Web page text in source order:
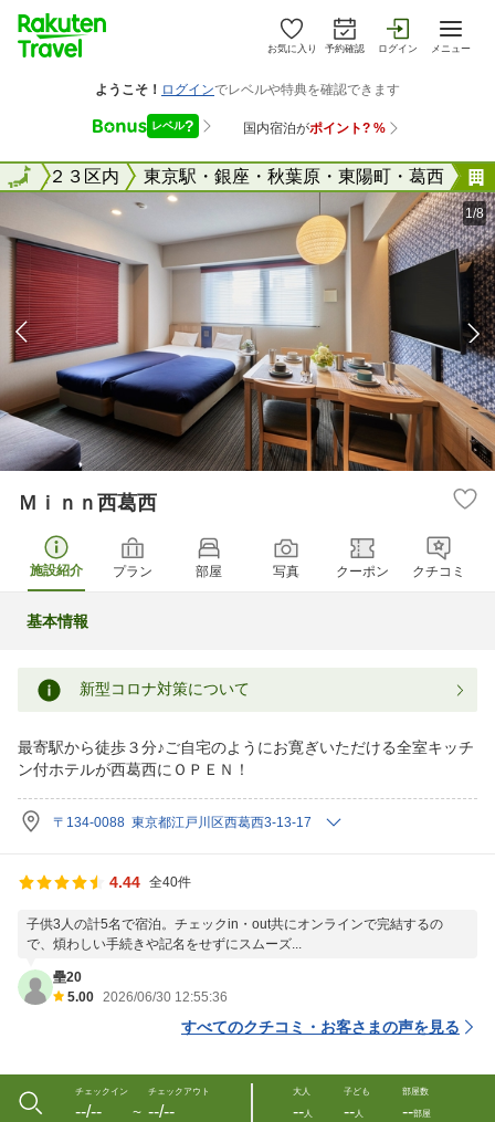
お気に入り 予約確認 ログイン メニュー
東京２３区内 東京駅・銀座・秋葉原・東陽町・葛西
全国
1/8
Ｍｉｎｎ西葛西
施設紹介 プラン 部屋 写真 クーポン クチコミ
基本情報
新型コロナ対策について
最寄駅から徒歩３分♪ご自宅のようにお寛ぎいただける全室キッチ
ン付ホテルが西葛西にＯＰＥＮ！
〒134-0088 東京都江戸川区西葛西3-13-17
4.44 全40件
子供3人の計5名で宿泊。チェックin・out共にオンラインで完結するの
で、煩わしい手続きや記名をせずにスムーズ...
壘20
5.00 2026/06/30 12:55:36
すべてのクチコミ・お客さまの声を見る
チェックイン
--/-- 〜
チェックアウト
--/--
大人
--人
子ども
--人
部屋数
--部屋